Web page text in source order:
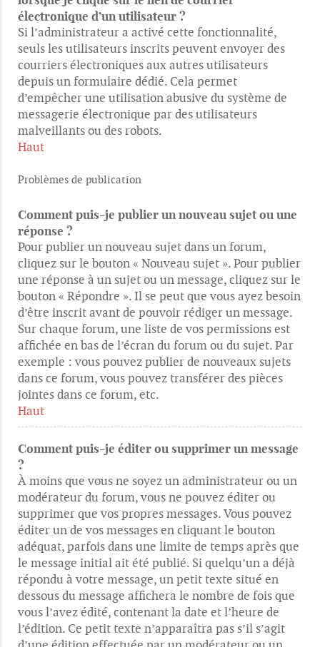
électronique d’un utilisateur ?
Si l’administrateur a activé cette fonctionnalité,
seuls les utilisateurs inscrits peuvent envoyer des
courriers électroniques aux autres utilisateurs
depuis un formulaire dédié. Cela permet
d’empêcher une utilisation abusive du système de
messagerie électronique par des utilisateurs
malveillants ou des robots.
Haut
Problèmes de publication
Comment puis-je publier un nouveau sujet ou une
réponse ?
Pour publier un nouveau sujet dans un forum,
cliquez sur le bouton « Nouveau sujet ». Pour publier
une réponse à un sujet ou un message, cliquez sur le
bouton « Répondre ». Il se peut que vous ayez besoin
d’être inscrit avant de pouvoir rédiger un message.
Sur chaque forum, une liste de vos permissions est
affichée en bas de l’écran du forum ou du sujet. Par
exemple : vous pouvez publier de nouveaux sujets
dans ce forum, vous pouvez transférer des pièces
jointes dans ce forum, etc.
Haut
Comment puis-je éditer ou supprimer un message
?
À moins que vous ne soyez un administrateur ou un
modérateur du forum, vous ne pouvez éditer ou
supprimer que vos propres messages. Vous pouvez
éditer un de vos messages en cliquant le bouton
adéquat, parfois dans une limite de temps après que
le message initial ait été publié. Si quelqu’un a déjà
répondu à votre message, un petit texte situé en
dessous du message affichera le nombre de fois que
vous l’avez édité, contenant la date et l’heure de
l’édition. Ce petit texte n’apparaîtra pas s’il s’agit